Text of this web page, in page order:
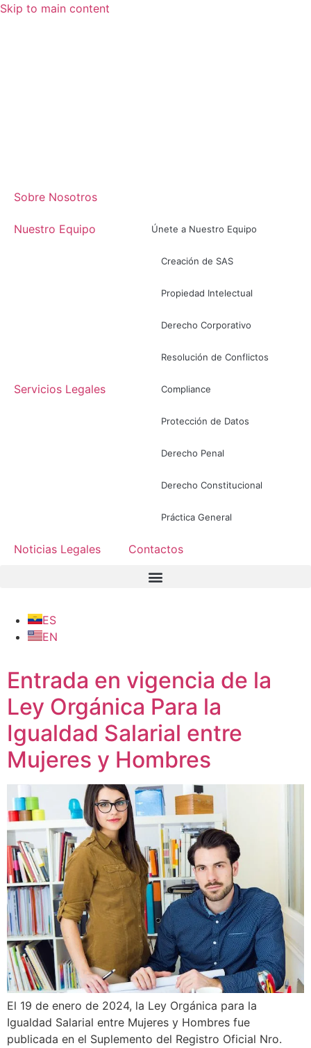
Skip to main content
Sobre Nosotros
Nuestro Equipo Únete a Nuestro Equipo
Servicios Legales
Creación de SAS
Propiedad Intelectual
Derecho Corporativo
Resolución de Conflictos
Compliance
Protección de Datos
Derecho Penal
Derecho Constitucional
Práctica General
Noticias Legales Contactos
ES
EN
Entrada en vigencia de la
Ley Orgánica Para la
Igualdad Salarial entre
Mujeres y Hombres
El 19 de enero de 2024, la Ley Orgánica para la
Igualdad Salarial entre Mujeres y Hombres fue
publicada en el Suplemento del Registro Oficial Nro.